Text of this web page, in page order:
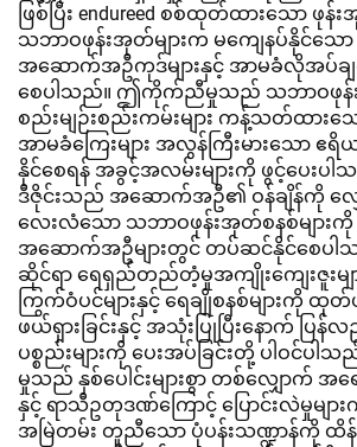
ဖြစ်ပြီး endureed စစ်ထုတ်ထားသော
သဘာဝဖုန်းအုတ်များက မကျေနပ်နိုင်သေ
အဆောက်အဦကုဒ်များနှင့် အာမခံလိုအပ်ချ
စေပါသည်။ ဤကိုက်ညီမှုသည် သဘာဝဖုန်
စည်းမျဉ်းစည်းကမ်းများ ကန့်သတ်ထား
အာမခံကြေးများ အလွန်ကြီးမားသော ဧ
နိုင်စေရန် အခွင့်အလမ်းများကို ဖွင့်ပေးပါသ
ဒီဇိုင်းသည် အဆောက်အဦ၏ ဝန်ချိန်ကို လျှော့
လေးလံသော သဘာဝဖုန်းအုတ်စနစ်များကို
အဆောက်အဦများတွင် တပ်ဆင်နိုင်စေပါ
ဆိုင်ရာ ရေရှည်တည်တံ့မှုအကျိုးကျေးဇူးမ
ကြွက်ဝံပင်များနှင့် ရေချိုစနစ်များကို
ဖယ်ရှားခြင်းနှင့် အသုံးပြုပြီးနောက် ပြ
ပစ္စည်းများကို ပေးအပ်ခြင်းတို့ ပါဝင်ပါ
မှုသည် နှစ်ပေါင်းများစွာ တစ်လျှောက် အရေ
နှင့် ရာသီဥတုဒဏ်ကြောင့် ပြောင်းလဲမှုမျာ
အမြဲတမ်း တူညီသော ပုံပန်းသဏ္ဍာန်ကို ထိန်